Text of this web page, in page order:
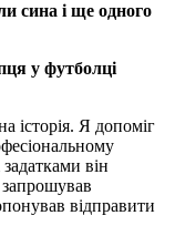
сина і ще одного
у футболці
історія. Я допоміг
він
відправити